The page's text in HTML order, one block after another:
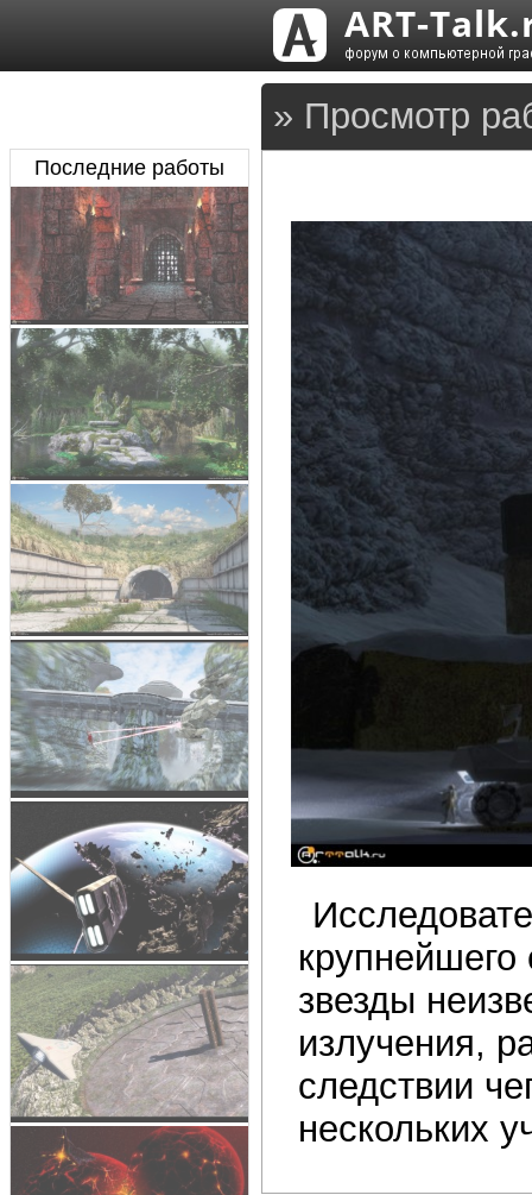
» Просмотр
крупнейшего
звезды
излучения,
следствии
нескольких
Последние работы